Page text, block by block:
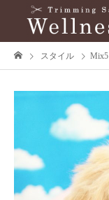
スタイル Mix5